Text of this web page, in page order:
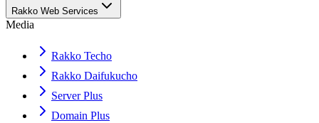
Rakko Web Services
Media
Rakko Techo
Rakko Daifukucho
Server Plus
Domain Plus